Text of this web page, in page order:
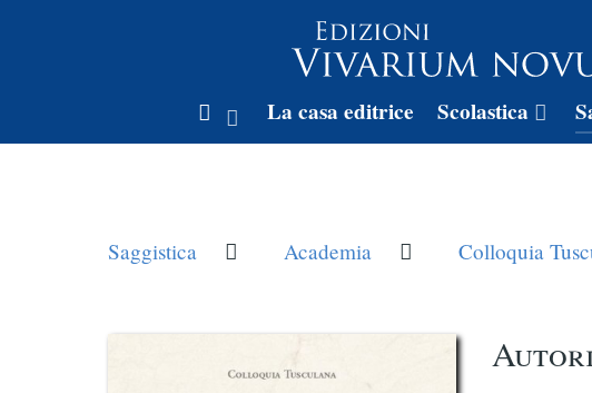
La casa editrice Scolastica
Saggistica Academia Colloquia